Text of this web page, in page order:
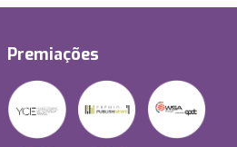
Premiações